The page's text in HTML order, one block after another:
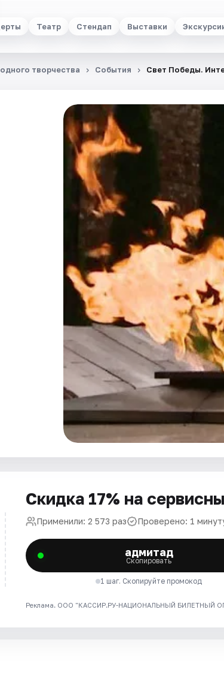
Театр Стендап Выставки
творчества События Свет Победы.
Скидка 17% на
Применили: 2 573 раз Проверено: 1
адмитад
Скопировать
1 шаг. Скопируйте промокод
Реклама. ООО "КАССИР.РУ-НАЦИОНАЛЬНЫЙ БИЛЕТНЫЙ